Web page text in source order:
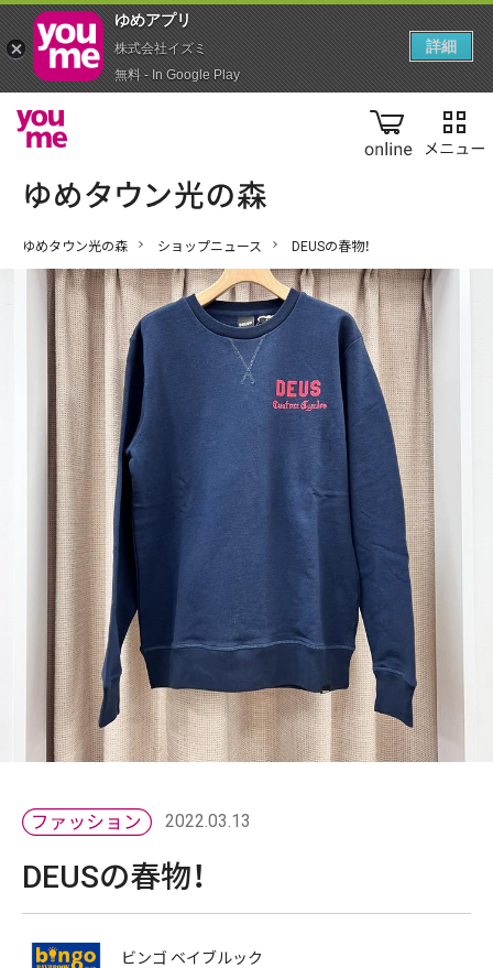
online
ゆめタウン光の森 ショップニュース DEUSの春物！
2022.03.13
DEUSの春物！
ビンゴ ベイブルック
ゆめアプ‪リ‬
株式会社イズミ
無料 - In Google Play
詳細